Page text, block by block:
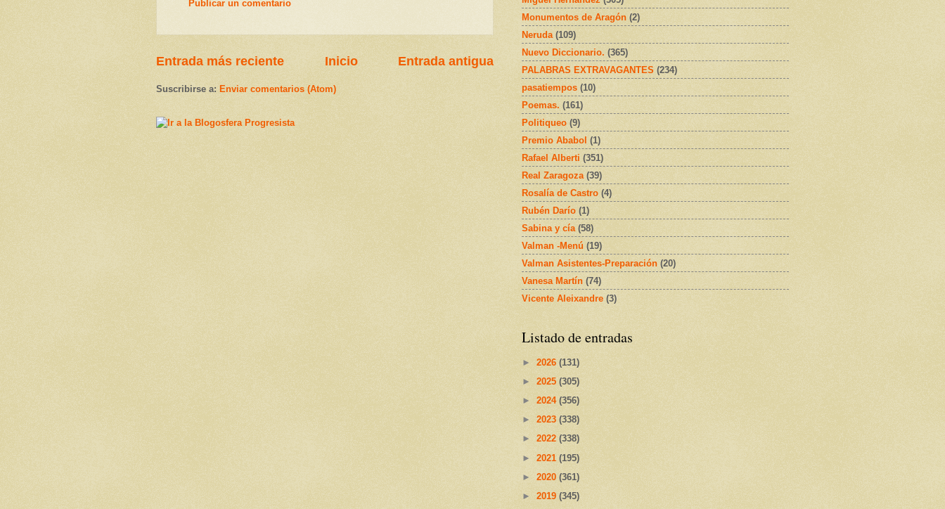
Publicar un comentario
Entrada más reciente Entrada antigua
Inicio
Suscribirse a: Enviar comentarios (Atom)
Monumentos de Aragón (2)
Neruda (109)
Nuevo Diccionario. (365)
PALABRAS EXTRAVAGANTES (234)
pasatiempos (10)
Poemas. (161)
Politiqueo (9)
Premio Ababol (1)
Rafael Alberti (351)
Real Zaragoza (39)
Rosalía de Castro (4)
Rubén Darío (1)
Sabina y cía (58)
Valman -Menú (19)
Valman Asistentes-Preparación (20)
Vanesa Martín (74)
Vicente Aleixandre (3)
Listado de entradas
► 2026 (131)
► 2025 (305)
► 2024 (356)
► 2023 (338)
► 2022 (338)
► 2021 (195)
► 2020 (361)
► 2019 (345)